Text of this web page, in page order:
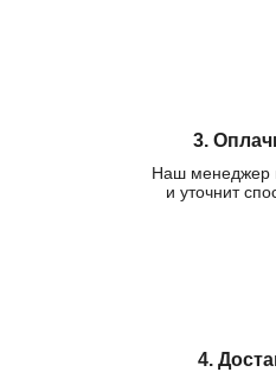
3.
Наш менеджер
и уточнит
4.